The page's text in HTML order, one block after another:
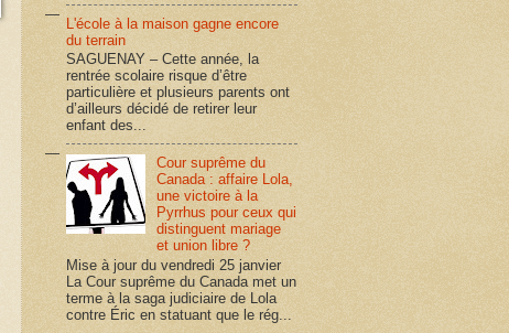
L'école à la maison gagne encore
du terrain
SAGUENAY – Cette année, la
rentrée scolaire risque d’être
particulière et plusieurs parents ont
d’ailleurs décidé de retirer leur
enfant des...
Cour suprême du
Canada : affaire Lola,
une victoire à la
Pyrrhus pour ceux qui
distinguent mariage
et union libre ?
Mise à jour du vendredi 25 janvier
La Cour suprême du Canada met un
terme à la saga judiciaire de Lola
contre Éric en statuant que le rég...